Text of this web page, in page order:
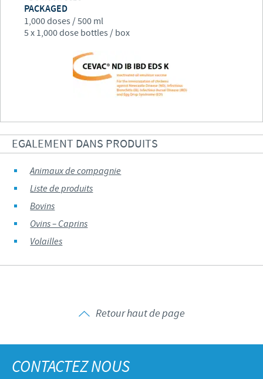
PACKAGED
1,000 doses / 500 ml
5 x 1,000 dose bottles / box
EGALEMENT DANS PRODUITS
Animaux de compagnie
Liste de produits
Bovins
Ovins – Caprins
Volailles
Retour haut de page
CONTACTEZ NOUS